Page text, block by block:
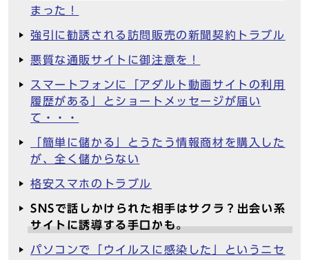
まった！
強引に勧誘される訪問販売の新聞契約トラブル
悪質な通販サイトに御注意を！
スマートフォンに「アダルト動画サイトの利用
履歴がある」とショートメッセージが届い
て・・・
「簡単に儲かる」とうたう情報商材を購入した
が、全く儲からない
格安スマホのトラブル
SNSで話しかけられた相手はサクラ？出会い系
サイトに誘導する手口かも。
パソコンで「ウイルスに感染した」というニセ